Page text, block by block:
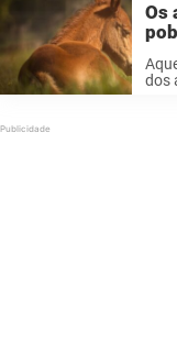
Os
dos